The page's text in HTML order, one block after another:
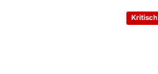
Kritisch